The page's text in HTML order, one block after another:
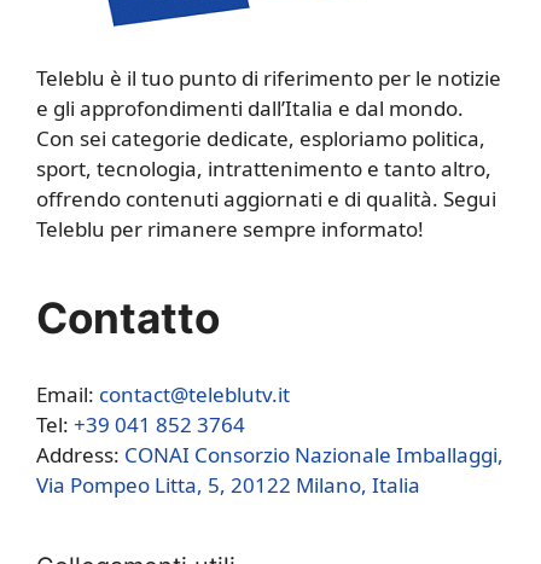
Teleblu è il tuo punto di riferimento per le notizie
e gli approfondimenti dall’Italia e dal mondo.
Con sei categorie dedicate, esploriamo politica,
sport, tecnologia, intrattenimento e tanto altro,
offrendo contenuti aggiornati e di qualità. Segui
Teleblu per rimanere sempre informato!
Contatto
Email: contact@teleblutv.it
Tel: +39 041 852 3764
Address: CONAI Consorzio Nazionale Imballaggi,
Via Pompeo Litta, 5, 20122 Milano, Italia